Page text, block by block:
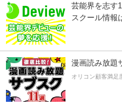
芸能界を志す
スクール情報
漫画読み放題
オリコン顧客満足